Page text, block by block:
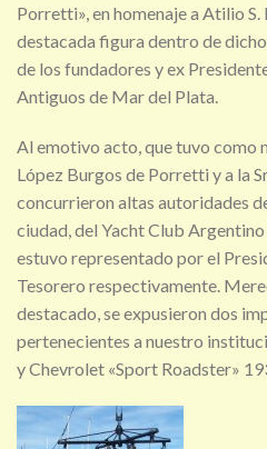
Porretti», en homenaje a Atilio
destacada figura dentro de
de los fundadores y ex
Antiguos de Mar del Plata.
Al emotivo acto, que tuvo como
López Burgos de Porretti y a la
concurrieron altas autoridades
ciudad, del Yacht Club
estuvo representado por el
Tesorero respectivamente.
destacado, se expusieron dos
pertenecientes a nuestro
y Chevrolet «Sport Roadster»